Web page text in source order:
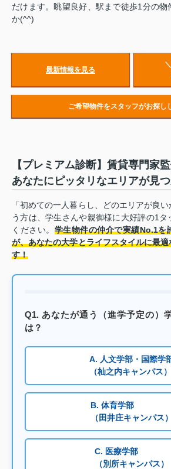
だけます。眺望良好、駅まで徒歩1分の物
か(^^)
最新情報を見る
ご希望物件をスタッフがお探し
【プレミアム診断】賃貸専門家
あなたにピッタリなエリアが見つ
「初めての一人暮らし、どのエリアが良
う方は、学生さんや親御様に大好評の1タ
ください。 学生物件の仲介で実績No.1を
が、あなたの大学とライフスタイルに最
す！
Q1. あなたが通う（進学予定の）
は？
A. 人文学部・国際学
（杣之内キャンパス）
B. 体育学部
（田井庄キャンパス）
C. 医療学部
（別所キャンパス）